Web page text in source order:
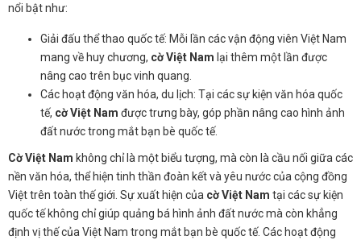
nổi bật như:
Giải đấu thể thao quốc tế: Mỗi lần các vận động viên Việt Nam
mang về huy chương, cờ Việt Nam lại thêm một lần được
nâng cao trên bục vinh quang.
Các hoạt động văn hóa, du lịch: Tại các sự kiện văn hóa quốc
tế, cờ Việt Nam được trưng bày, góp phần nâng cao hình ảnh
đất nước trong mắt bạn bè quốc tế.
Cờ Việt Nam không chỉ là một biểu tượng, mà còn là cầu nối giữa các
nền văn hóa, thể hiện tinh thần đoàn kết và yêu nước của cộng đồng
Việt trên toàn thế giới. Sự xuất hiện của cờ Việt Nam tại các sự kiện
quốc tế không chỉ giúp quảng bá hình ảnh đất nước mà còn khẳng
định vị thế của Việt Nam trong mắt bạn bè quốc tế. Các hoạt động